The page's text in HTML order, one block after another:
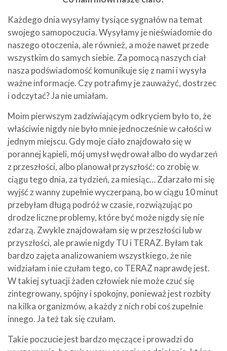
Każdego dnia wysyłamy tysiące sygnałów na temat
swojego samopoczucia. Wysyłamy je nieświadomie do
naszego otoczenia, ale również, a może nawet przede
wszystkim do samych siebie. Za pomocą naszych ciał
nasza podświadomość komunikuje się z nami i wysyła
ważne informacje. Czy potrafimy je zauważyć, dostrzec
i odczytać? Ja nie umiałam.
Moim pierwszym zadziwiającym odkryciem było to, że
właściwie nigdy nie było mnie jednocześnie w całości w
jednym miejscu. Gdy moje ciało znajdowało się w
porannej kąpieli, mój umysł wędrował albo do wydarzeń
z przeszłości, albo planował przyszłość: co zrobię w
ciągu tego dnia, za tydzień, za miesiąc… Zdarzało mi się
wyjść z wanny zupełnie wyczerpaną, bo w ciągu 10 minut
przebyłam długą podróż w czasie, rozwiązując po
drodze liczne problemy, które być może nigdy się nie
zdarzą. Zwykle znajdowałam się w przeszłości lub w
przyszłości, ale prawie nigdy TU i TERAZ. Byłam tak
bardzo zajęta analizowaniem wszystkiego, że nie
widziałam i nie czułam tego, co TERAZ naprawdę jest.
W takiej sytuacji żaden człowiek nie może czuć się
zintegrowany, spójny i spokojny, ponieważ jest rozbity
na kilka organizmów, a każdy z nich robi coś zupełnie
innego. Ja też tak się czułam.
Takie poczucie jest bardzo męczące i prowadzi do